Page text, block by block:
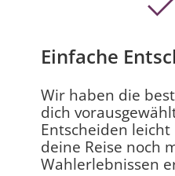
Einfache
Wir haben die
dich
Entscheiden
deine Reise noch
Wahlerlebnissen